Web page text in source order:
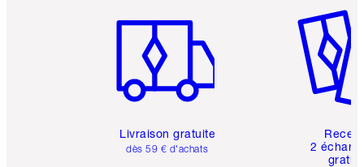
Livraison gratuite
dès 59 € d'achats
2